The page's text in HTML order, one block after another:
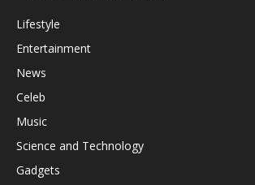
Lifestyle
Entertainment
News
Celeb
Music
Science and Technology
Gadgets